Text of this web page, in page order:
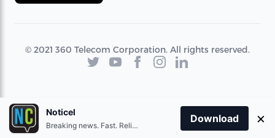
© 2021 360 Telecom Corporation. All rights reserved.
Noticel
Breaking news. Fast. Reliable.
Download ×